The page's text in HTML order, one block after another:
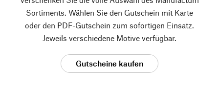
Sortiments. Wählen Sie den Gutschein mit Karte
oder den PDF-Gutschein zum sofortigen Einsatz.
Jeweils verschiedene Motive verfügbar.
Gutscheine kaufen